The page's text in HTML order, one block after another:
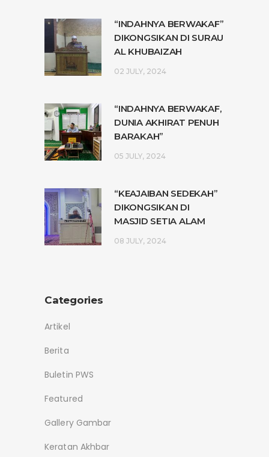
“INDAHNYA BERWAKAF”
DIKONGSIKAN DI SURAU
AL KHUBAIZAH
02 JULY, 2024
“INDAHNYA BERWAKAF,
DUNIA AKHIRAT PENUH
BARAKAH”
05 JULY, 2024
“KEAJAIBAN SEDEKAH”
DIKONGSIKAN DI
MASJID SETIA ALAM
08 JULY, 2024
Categories
Artikel
Berita
Buletin PWS
Featured
Gallery Gambar
Keratan Akhbar